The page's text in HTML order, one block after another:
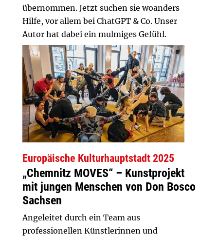
übernommen. Jetzt suchen sie woanders
Hilfe, vor allem bei ChatGPT & Co. Unser
Autor hat dabei ein mulmiges Gefühl.
Europäische Kulturhauptstadt 2025
„Chemnitz MOVES“ – Kunstprojekt
mit jungen Menschen von Don Bosco
Sachsen
Angeleitet durch ein Team aus
professionellen Künstlerinnen und